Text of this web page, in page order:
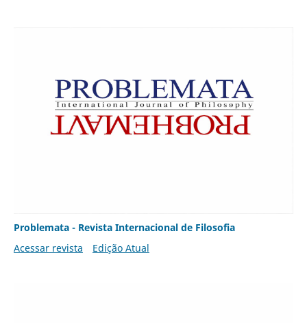
Problemata - Revista Internacional de Filosofia
Acessar revista
Edição Atual